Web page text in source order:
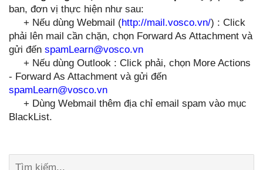
ban, đơn vị thực hiện như sau:
+ Nếu dùng Webmail (http://mail.vosco.vn/) : Click
phải lên mail cần chặn, chọn Forward As Attachment và
gửi đến spamLearn@vosco.vn
+ Nếu dùng Outlook : Click phải, chọn More Actions
- Forward As Attachment và gửi đến
spamLearn@vosco.vn
+ Dùng Webmail thêm địa chỉ email spam vào mục
BlackList.
Tìm